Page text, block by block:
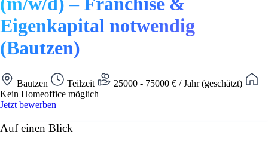
Eigenkapital notwendig
(Bautzen)
Bautzen Teilzeit
25000 - 75000 € / Jahr (geschätzt)
Kein Homeoffice möglich
Jetzt bewerben
Auf einen Blick